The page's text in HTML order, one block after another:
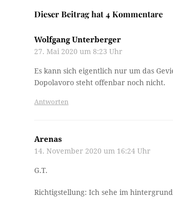
Dieser Beitrag hat 4 Kommentare
Wolfgang Unterberger
27. Mai 2020 um 8:23 Uhr
Es kann sich eigentlich nur um das
Dopolavoro steht offenbar noch nicht.
Antworten
Arenas
14. November 2020 um 16:24 Uhr
G.T.
Richtigstellung: Ich sehe im